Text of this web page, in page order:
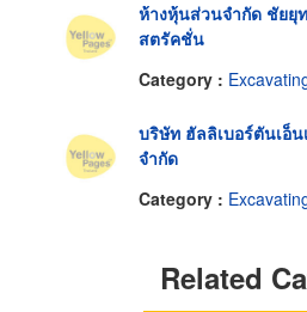
ห้างหุ้นส่วนจำกัด ชัยยุ
สตรัคชั่น
Category :
บริษัท ฮัลลิเบอร์ตันเอ็น
จำกัด
Category :
Related